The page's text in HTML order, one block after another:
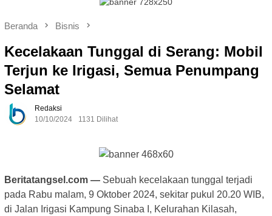
Beranda Bisnis
Kecelakaan Tunggal di Serang: Mobil
Terjun ke Irigasi, Semua Penumpang
Selamat
Redaksi
10/10/2024
1131 Dilihat
Beritatangsel.com — Sebuah kecelakaan tunggal terjadi
pada Rabu malam, 9 Oktober 2024, sekitar pukul 20.20 WIB,
di Jalan Irigasi Kampung Sinaba I, Kelurahan Kilasah,